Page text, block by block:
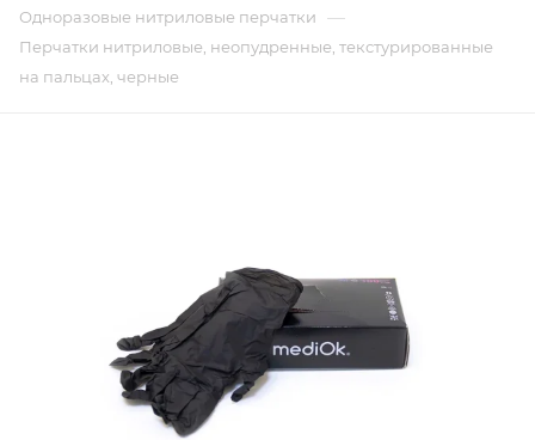
Одноразовые нитриловые перчатки —
Перчатки нитриловые, неопудренные, текстурированные
на пальцах, черные